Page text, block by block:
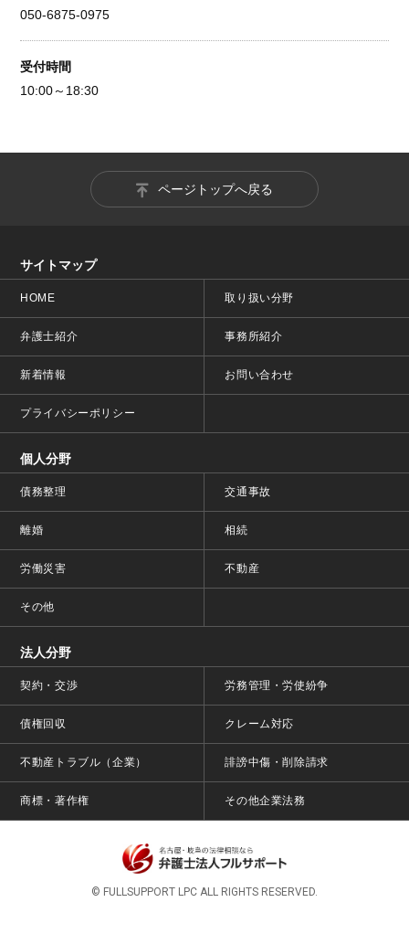
050-6875-0975
受付時間
10:00～18:30
ページトップへ戻る
サイトマップ
HOME 取り扱い分野
弁護士紹介 事務所紹介
新着情報 お問い合わせ
プライバシーポリシー
個人分野
債務整理 交通事故
離婚 相続
労働災害 不動産
その他
法人分野
契約・交渉 労務管理・労使紛争
債権回収 クレーム対応
不動産トラブル（企業） 誹謗中傷・削除請求
商標・著作権 その他企業法務
© FULLSUPPORT LPC ALL RIGHTS RESERVED.